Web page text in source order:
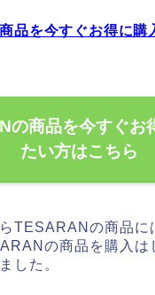
品を今すぐお得に購
の商品を今すぐお
たい方はこちら
TESARANの商品に
の商品を購入は
した。